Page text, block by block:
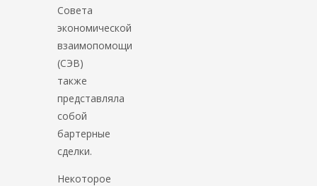
Совета
экономической
взаимопомощи
(СЭВ)
также
представляла
собой
бартерные
сделки.
Некоторое